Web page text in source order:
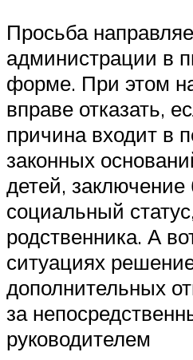
Просьба
администрации в
форме. При этом
вправе отказать,
причина входит в
законных
детей,
социальный
родственника. А
ситуациях
дополнительных
за
руководителем